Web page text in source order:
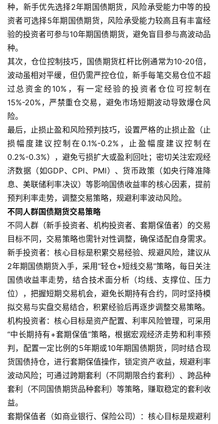
期
货
恒
指
期
货
期
货
入
门
期
货
行
黄
金
期
货
种，新手优先选择2年期国债期货，风险承受能力中等的投
资者可选择5年期国债期货，风险承受能力较高且有丰富经
验的投资者可参与10年期国债期货，避免盲目参与高波动品
种。
其次，仓位控制技巧，国债期货杠杆比例通常为10-20倍，
波动虽相对平缓，但仍需严控仓位，新手每笔交易仓位不超
过总资金的10%，有一定经验的投资者仓位可控制在
15%-20%，严禁重仓交易，避免市场短期波动导致爆仓风
险。
最后，止损止盈和风险预判技巧，设置严格的止损止盈（止
损幅度建议控制在0.1%-0.2%，止盈幅度建议控制在
0.2%-0.3%），避免亏损扩大或盈利回吐；密切关注宏观经
济数据（如GDP、CPI、PMI）、货币政策（如央行降准降
息、美联储利率决议）等影响国债收益率的核心因素，提前
预判利率走势，调整交易策略，规避利率波动风险。
不同人群国债期货交易策略
不同人群（新手投资者、机构投资者、套期保值者）的交易
目标不同，交易策略也需针对性调整，确保适配自身需求。
新手投资者：核心目标是积累交易经验、规避风险，建议从
2年期国债期货入手，采用“轻仓+短线交易”策略，每日关注
国债收益率走势，结合技术面分析（均线、支撑位、压力
位），把握短期交易机会，避免长期持有合约，同时坚持模
拟交易与实盘交易结合，积累经验后再逐步调整交易策略。
机构投资者：核心目标是资产配置、利率风险管理，可采用
“中长期持有+套期保值”策略，根据宏观经济走势和利率预
判，配置一定比例的5年期或10年期国债期货，同时结合现
货国债持仓，进行套期保值操作，锁定资产收益，规避利率
波动风险；可通过跨期套利（不同期限合约套利）、跨品种
套利（不同国债期货品种套利）等策略，赚取稳定的套利收
益。
套期保值者（如商业银行、保险公司）：核心目标是规避利